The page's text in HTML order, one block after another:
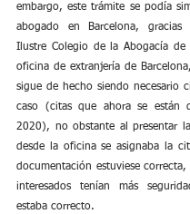
embargo, este trámite se podía
abogado en Barcelona, gracias
Ilustre Colegio de la Abogacía de
oficina de extranjería de
sigue de hecho siendo necesario
caso (citas que ahora se están
2020), no obstante al presentar
desde la oficina se asignaba la
documentación estuviese
interesados tenían más
estaba correcto.